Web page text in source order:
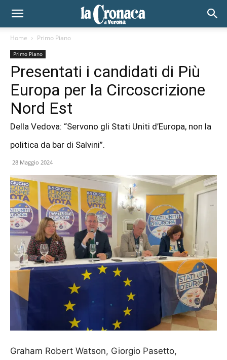
Home Primo Piano
Primo Piano
Presentati i candidati di Più
Europa per la Circoscrizione
Nord Est
Della Vedova: “Servono gli Stati Uniti d’Europa, non la
politica da bar di Salvini”.
28 Maggio 2024
Graham Robert Watson, Giorgio Pasetto,